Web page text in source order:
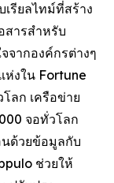
รียลไทม์ที่สร้าง
สารสำหรับ
จากองค์กรต่างๆ
ห่งใน Fortune
ลก เครือข่าย
จอทั่วโลก
ด้วยข้อมูลกับ
ช่วยให้